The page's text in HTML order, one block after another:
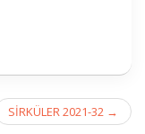
SİRKÜLER 2021-32 →